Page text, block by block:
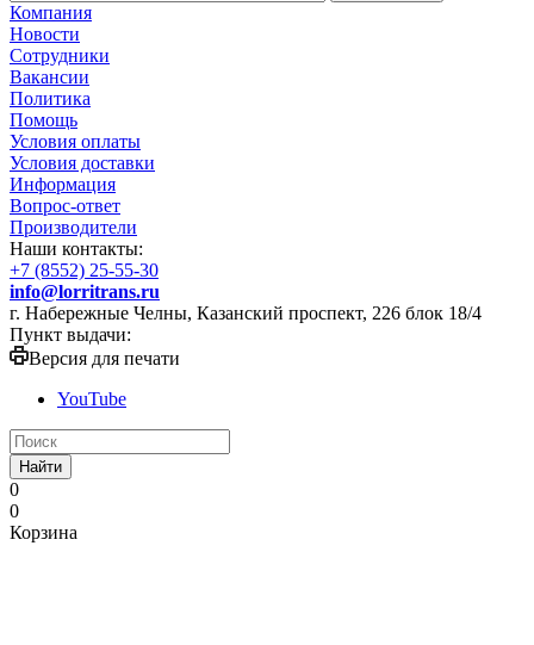
Компания
Новости
Сотрудники
Вакансии
Политика
Помощь
Условия оплаты
Условия доставки
Информация
Вопрос-ответ
Производители
Наши контакты:
+7 (8552) 25-55-30
info@lorritrans.ru
г. Набережные Челны, Казанский проспект, 226 блок 18/4
Пункт выдачи:
Версия для печати
YouTube
Найти
0
0
Корзина